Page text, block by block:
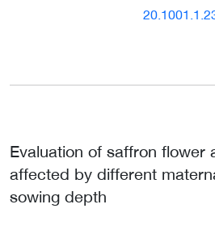
Evaluation of saffron flower
affected by different
sowing depth